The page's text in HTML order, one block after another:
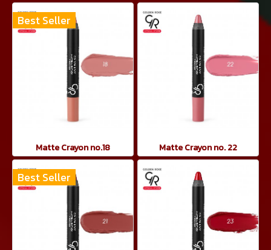
Best Seller
Matte Crayon no.18 Matte Crayon no. 22
Best Seller